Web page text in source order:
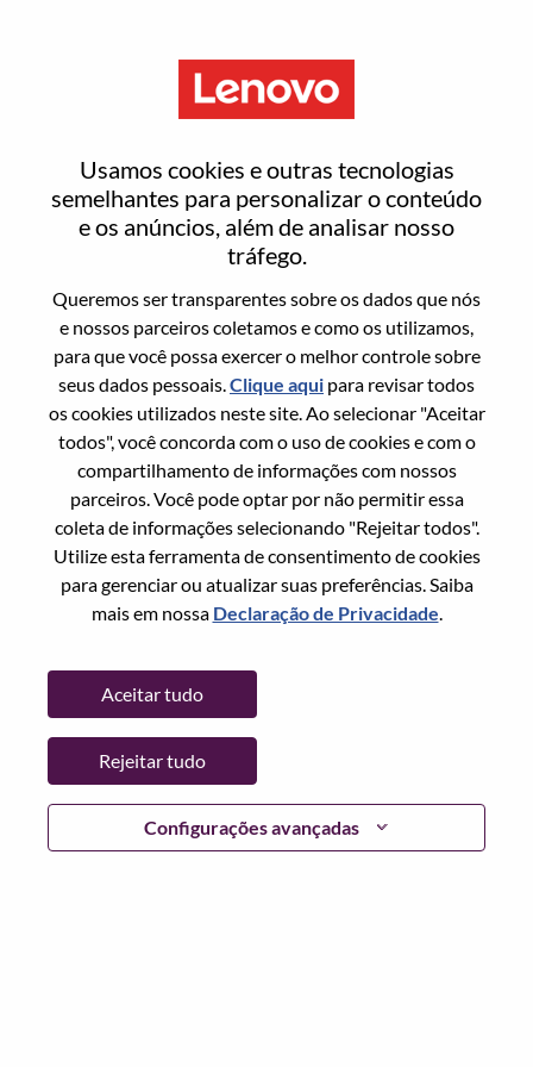
Usamos cookies e outras tecnologias
semelhantes para personalizar o conteúdo
e os anúncios, além de analisar nosso
tráfego.
Queremos ser transparentes sobre os dados que nós
e nossos parceiros coletamos e como os utilizamos,
para que você possa exercer o melhor controle sobre
seus dados pessoais.Clique aqui para revisar todos
os cookies utilizados neste site. Ao selecionar "Aceitar
todos", você concorda com o uso de cookies e com o
compartilhamento de informações com nossos
parceiros. Você pode optar por não permitir essa
coleta de informações selecionando "Rejeitar todos".
Utilize esta ferramenta de consentimento de cookies
para gerenciar ou atualizar suas preferências. Saiba
mais em nossa Declaração de Privacidade.
Configurações avançadas
Aceitar tudo
Rejeitar tudo
Redefinir senha
Tem certeza que deseja redefinir sua
Enter the email address associated with your
account, then click "Continue".
Vamos enviar por email um link para você
redefinir sua senha.
Redefinir senha com seu email
Email*
Continuar